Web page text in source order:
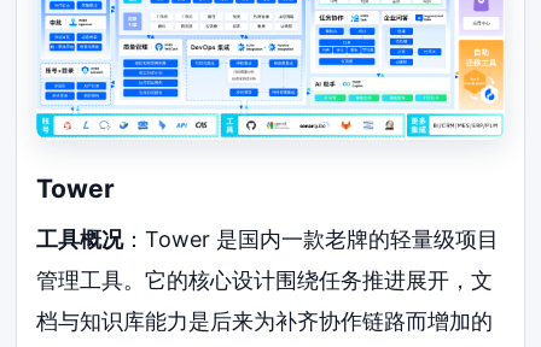
Tower
工具概况：Tower 是国内一款老牌的轻量级项目
管理工具。它的核心设计围绕任务推进展开，文
档与知识库能力是后来为补齐协作链路而增加的